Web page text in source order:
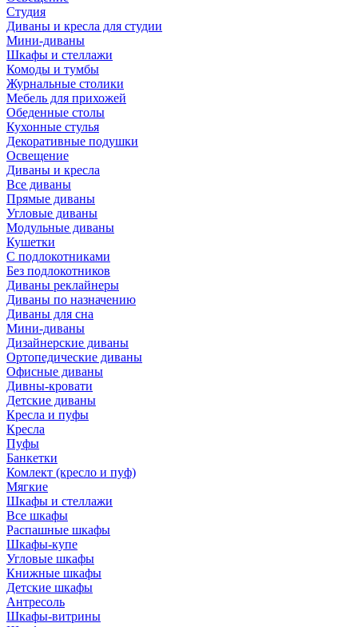
Студия
Диваны и кресла для студии
Мини-диваны
Шкафы и стеллажи
Комоды и тумбы
Журнальные столики
Мебель для прихожей
Обеденные столы
Кухонные стулья
Декоративные подушки
Освещение
Диваны и кресла
Все диваны
Прямые диваны
Угловые диваны
Модульные диваны
Кушетки
С подлокотниками
Без подлокотников
Диваны реклайнеры
Диваны по назначению
Диваны для сна
Мини-диваны
Дизайнерские диваны
Ортопедические диваны
Офисные диваны
Дивны-кровати
Детские диваны
Кресла и пуфы
Кресла
Пуфы
Банкетки
Комлект (кресло и пуф)
Мягкие
Шкафы и стеллажи
Все шкафы
Распашные шкафы
Шкафы-купе
Угловые шкафы
Книжные шкафы
Детские шкафы
Антресоль
Шкафы-витрины